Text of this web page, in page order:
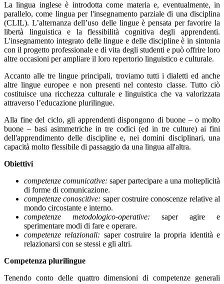
La lingua inglese è introdotta come materia e, eventualmente, in
parallelo, come lingua per l'insegnamento parziale di una disciplina
(CLIL). L’alternanza dell’uso delle lingue è pensata per favorire la
libertà linguistica e la flessibilità cognitiva degli apprendenti.
L'insegnamento integrato delle lingue e delle discipline è in sintonia
con il progetto professionale e di vita degli studenti e può offrire loro
altre occasioni per ampliare il loro repertorio linguistico e culturale.
Accanto alle tre lingue principali, troviamo tutti i dialetti ed anche
altre lingue europee e non presenti nel contesto classe. Tutto ciò
costituisce una ricchezza culturale e linguistica che va valorizzata
attraverso l’educazione plurilingue.
Alla fine del ciclo, gli apprendenti dispongono di buone – o molto
buone – basi asimmetriche in tre codici (ed in tre culture) ai fini
dell'apprendimento delle discipline e, nei domini disciplinari, una
capacità molto flessibile di passaggio da una lingua all'altra.
Obiettivi
competenze comunicative: saper partecipare a una molteplicità
di forme di comunicazione.
competenze conoscitive: saper costruire conoscenze relative al
mondo circostante e interno.
competenze metodologico-operative: saper agire e
sperimentare modi di fare e operare.
competenze relazionali: saper costruire la propria identità e
relazionarsi con se stessi e gli altri.
Competenza plurilingue
Tenendo conto delle quattro dimensioni di competenze generali